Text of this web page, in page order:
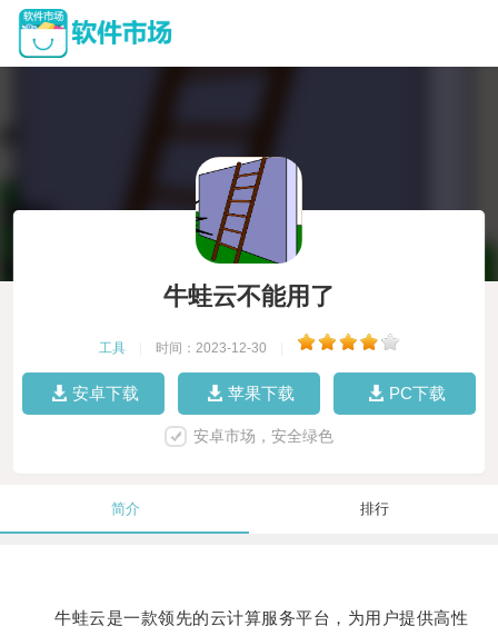
牛蛙云不能用了
工具 时间：2023-12-30
安卓下载 苹果下载 PC下载
安卓市场，安全绿色
简介 排行
牛蛙云是一款领先的云计算服务平台，为用户提供高性